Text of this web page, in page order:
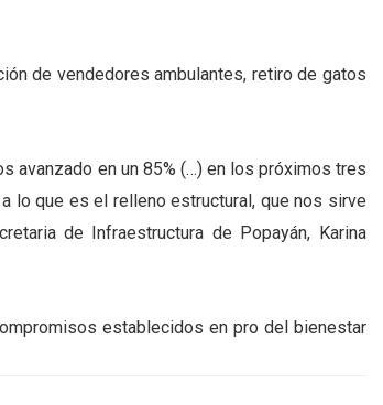
de vendedores ambulantes, retiro de gatos
avanzado en un 85% (…) en los próximos tres
lo que es el relleno estructural, que nos sirve
de Infraestructura de Popayán, Karina
establecidos en pro del bienestar